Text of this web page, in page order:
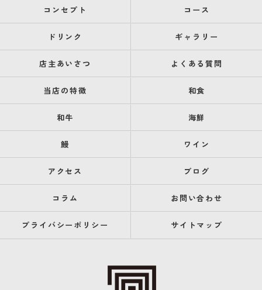
コンセプト コース
ドリンク ギャラリー
店主あいさつ よくある質問
当店の特徴 和食
和牛 海鮮
鰻 ワイン
アクセス ブログ
コラム お問い合わせ
プライバシーポリシー サイトマップ